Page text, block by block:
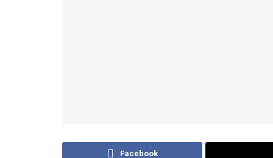
Facebook